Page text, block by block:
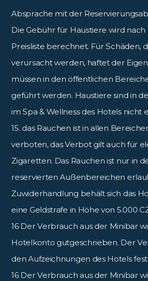
Absprache mit der
Die Gebühr für Haustiere wird
Preisliste berechnet. Für Schäden,
verursacht werden, haftet der
müssen in den öffentlichen
geführt werden. Haustiere sind in
im Spa & Wellness des Hotels nicht
15. das Rauchen ist in allen
verboten, das Verbot gilt auch für
Zigaretten. Das Rauchen ist nur in
reservierten Außenbereichen
Zuwiderhandlung behält sich das
eine Geldstrafe in Höhe von 5.000
16 Der Verbrauch aus der Minibar
Hotelkonto gutgeschrieben. Der
den Aufzeichnungen des Hotels
16 Der Verbrauch aus der Minibar